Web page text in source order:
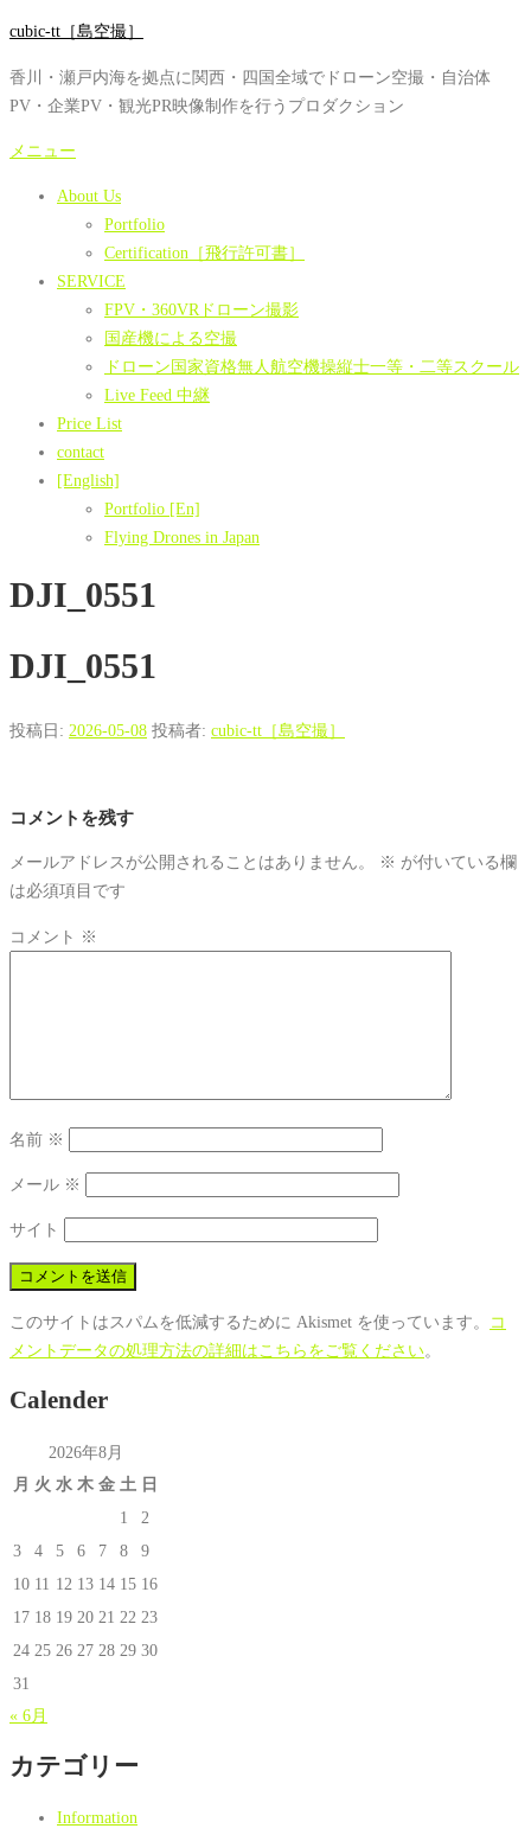
コ
テ
ン
ツ
cubic-tt［島空撮］
香川・瀬戸内海を拠点に関西・四国全域でドローン空撮・自治体
PV・企業PV・観光PR映像制作を行うプロダクション
メニュー
About Us
Portfolio
Certification［飛行許可書］
SERVICE
FPV・360VRドローン撮影
国産機による空撮
ドローン国家資格無人航空機操縦士一等・二等スクール
Live Feed 中継
Price List
contact
[English]
Portfolio [En]
Flying Drones in Japan
DJI_0551
DJI_0551
投稿日: 2026-05-08 投稿者: cubic-tt［島空撮］
コメントを残す
メールアドレスが公開されることはありません。 ※ が付いている欄
は必須項目です
コメント ※
名前 ※
メール ※
サイト
このサイトはスパムを低減するために Akismet を使っています。
コ
メントデータの処理方法の詳細はこちらをご覧ください。
Calender
2026年8月
月 火 水 木 金 土 日
1
2
3
4 5 6 7 8
9
10 11 12 13 14 15 16
17 18 19 20 21 22 23
24 25 26 27 28 29 30
31
« 6月
カテゴリー
Information